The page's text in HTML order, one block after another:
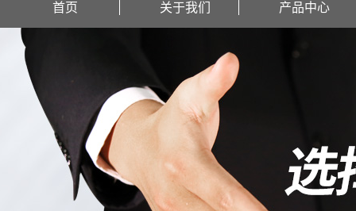
首页 关于我们 产品中心